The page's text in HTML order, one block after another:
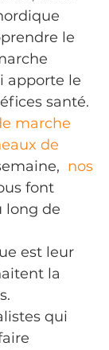
le
apporte le
santé.
marche
de
nos
font
long de
est leur
la
qui